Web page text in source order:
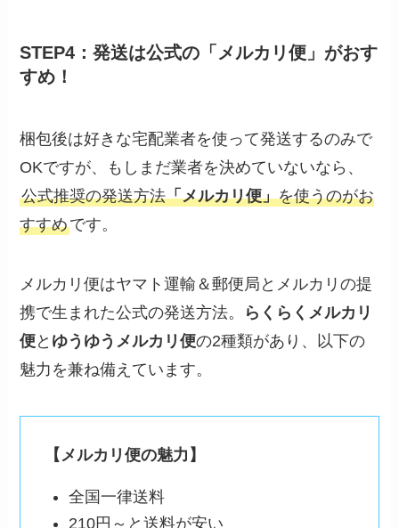
STEP4：発送は公式の「メルカリ便」がおす
すめ！
梱包後は好きな宅配業者を使って発送するのみで
OKですが、もしまだ業者を決めていないなら、
公式推奨の発送方法「メルカリ便」を使うのがお
すすめです。
メルカリ便はヤマト運輸＆郵便局とメルカリの提
携で生まれた公式の発送方法。
らくらくメルカリ
便と ゆうゆうメルカリ便の2種類があり、以下の
魅力を兼ね備えています。
【メルカリ便の魅力】
全国一律送料
210円～と送料が安い